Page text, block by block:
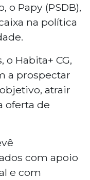
o Papy (PSDB),
na política
Habita+ CG,
a prospectar
atrair
oferta de
com apoio
e com